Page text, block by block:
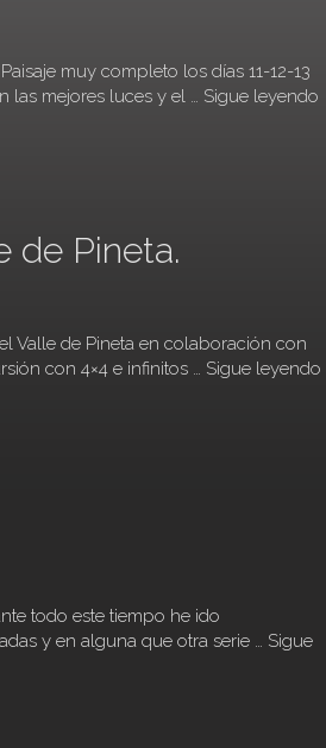
muy completo los días 11-12-13
las mejores luces y el … Sigue leyendo
de Pineta.
Valle de Pineta en colaboración con
con 4×4 e infinitos … Sigue leyendo
todo este tiempo he ido
y en alguna que otra serie … Sigue